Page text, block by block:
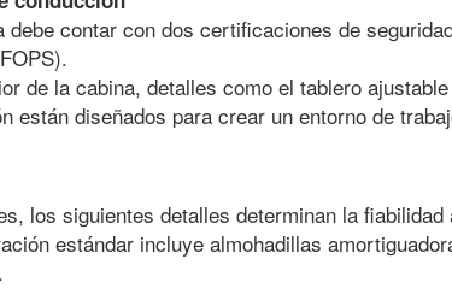
contar con dos certificaciones de
de la cabina, detalles como el tablero
están diseñados para crear un entorno de
los siguientes detalles determinan la fiabilidad
estándar incluye almohadillas